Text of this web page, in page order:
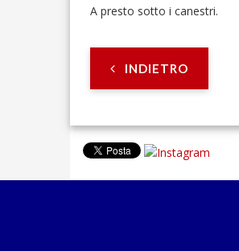
A presto sotto i canestri.
INDIETRO